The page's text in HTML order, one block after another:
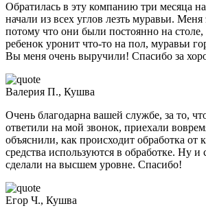
Обратилась в эту компанию три месяца
начали из всех углов лезть муравьи. Меня
потому что они были постоянно на столе,
ребенок уронит что-то на пол, муравьи
Вы меня очень выручили! Спасибо за
Валерия П., Кушва
Очень благодарна вашей службе, за то,
ответили на мой звонок, приехали
объяснили, как происходит обработка от
средства используются в обработке. Ну и
сделали на высшем уровне. Спасибо!
Егор Ч., Кушва